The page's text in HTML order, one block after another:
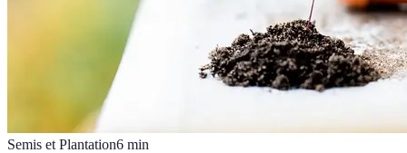
Semis et Plantation6 min